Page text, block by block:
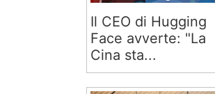
Il CEO di Hugging
Face avverte: "La
Cina sta...